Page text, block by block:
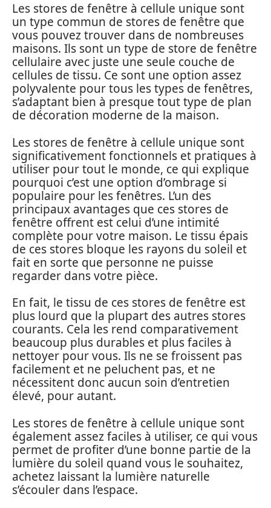
Les stores de fenêtre à cellule unique sont
un type commun de stores de fenêtre que
vous pouvez trouver dans de nombreuses
maisons. Ils sont un type de store de fenêtre
cellulaire avec juste une seule couche de
cellules de tissu. Ce sont une option assez
polyvalente pour tous les types de fenêtres,
s’adaptant bien à presque tout type de plan
de décoration moderne de la maison.
Les stores de fenêtre à cellule unique sont
significativement fonctionnels et pratiques à
utiliser pour tout le monde, ce qui explique
pourquoi c’est une option d’ombrage si
populaire pour les fenêtres. L’un des
principaux avantages que ces stores de
fenêtre offrent est celui d’une intimité
complète pour votre maison. Le tissu épais
de ces stores bloque les rayons du soleil et
fait en sorte que personne ne puisse
regarder dans votre pièce.
En fait, le tissu de ces stores de fenêtre est
plus lourd que la plupart des autres stores
courants. Cela les rend comparativement
beaucoup plus durables et plus faciles à
nettoyer pour vous. Ils ne se froissent pas
facilement et ne peluchent pas, et ne
nécessitent donc aucun soin d’entretien
élevé, pour autant.
Les stores de fenêtre à cellule unique sont
également assez faciles à utiliser, ce qui vous
permet de profiter d’une bonne partie de la
lumière du soleil quand vous le souhaitez,
achetez laissant la lumière naturelle
s’écouler dans l’espace.